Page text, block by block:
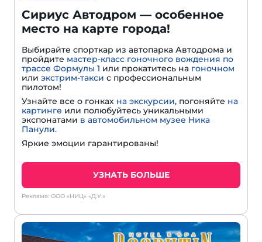
Сириус Автодром — особенное
место на карте города!
Выбирайте спорткар из автопарка Автодрома и
пройдите мастер-класс гоночного вождения по
трассе Формулы 1 или прокатитесь на гоночном
или экстрим-такси с профессиональным
пилотом!
Узнайте все о гонках на экскурсии, погоняйте на
картинге или полюбуйтесь уникальными
экспонатами в автомобильном музее Ника
Панули.
Яркие эмоции гарантированы!
УЗНАТЬ БОЛЬШЕ
Реклама: ООО «НИЦ» «Д.У.»